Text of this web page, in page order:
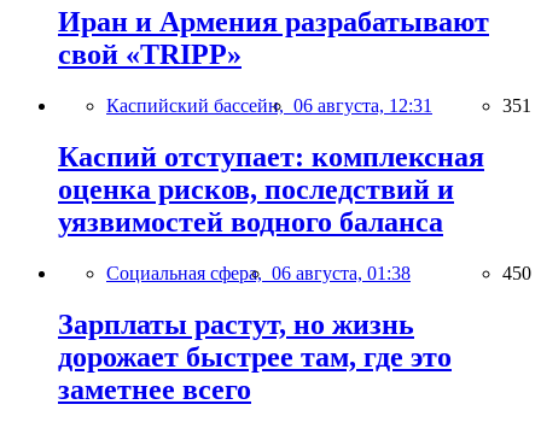
Иран и Армения разрабатывают
свой «TRIPP»
Каспийский бассейн, 06 августа, 12:31 351
Каспий отступает: комплексная
оценка рисков, последствий и
уязвимостей водного баланса
Социальная сфера, 06 августа, 01:38 450
Зарплаты растут, но жизнь
дорожает быстрее там, где это
заметнее всего